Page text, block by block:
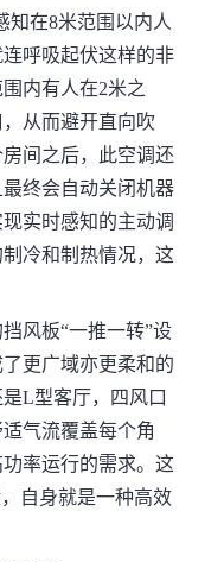
知在8米范围以内人
呼吸起伏这样的非
内有人在2米之
从而避开直向吹
间之后，此空调还
终会自动关闭机器
实时感知的主动调
冷和制热情况，这
风板“一推一转”设
更广域亦更柔和的
L型客厅，四风口
气流覆盖每个角
率运行的需求。这
自身就是一种高效